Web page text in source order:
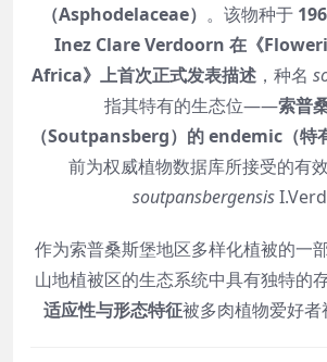
（Asphodelaceae） 。该物种于
Inez Clare Verdoorn 在《
Africa》上首次正式发表描述 ，种名
指其特有的生态位——索普
（Soutpansberg）的 endemic（特
前为权威植物数据库所接受的有
soutpansbergensis
作为索普桑斯堡地区多样化植被的一
山地植被区的生态系统中具有独特的
适应性与形态特征被多肉植物爱好者